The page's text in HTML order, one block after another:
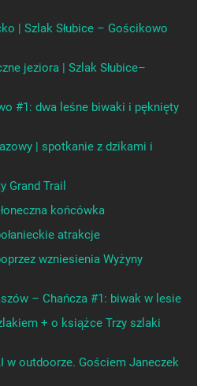
| Szlak Słubice – Gościkowo
jeziora | Szlak Słubice–
#1: dwa leśne biwaki i pęknięty
| spotkanie z dzikami i
Grand Trail
końcówka
atrakcje
wzniesienia Wyżyny
– Chańcza #1: biwak w lesie
+ o książce Trzy szlaki
w outdoorze. Gościem Janeczek